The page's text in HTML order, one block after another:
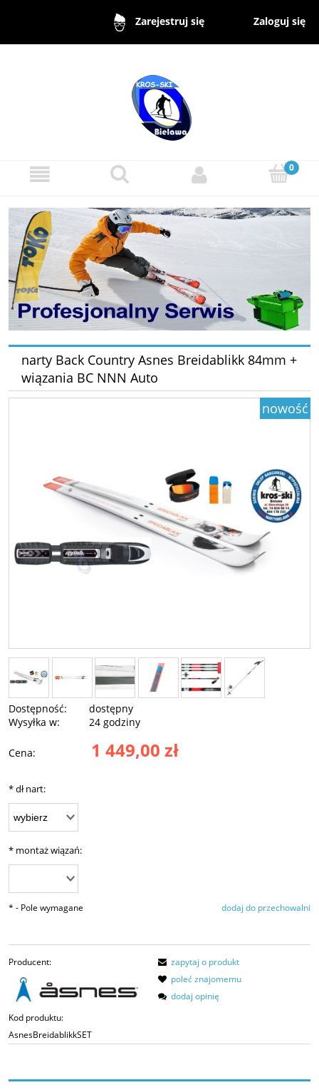
Zarejestruj się Zaloguj się
narty Back Country Asnes Breidablikk 84mm +
wiązania BC NNN Auto
nowość
Dostępność:
dostępny
Wysyłka w:
24 godziny
Cena: 1 449,00 zł
*dł nart:
* montaż wiązań:
dodaj do przechowalni
* - Pole wymagane
Producent:
Kod produktu:
AsnesBreidablikkSET
zapytaj o produkt
poleć znajomemu
dodaj opinię